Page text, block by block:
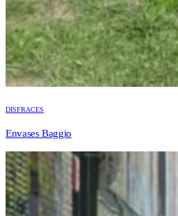
DISFRACES
Envases Baggio